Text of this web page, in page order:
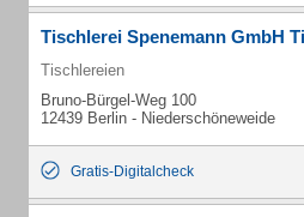
Tischlerei Spenemann GmbH
Tischlereien
Bruno-Bürgel-Weg 100
12439 Berlin - Niederschöneweide
Gratis-Digitalcheck